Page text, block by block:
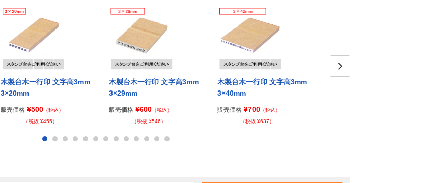
木製台木一行印 文字高3mm
3×20mm
販売価格 ¥500 （税込）
（税抜 ¥455）
木製台木一行印 文字高3mm
3×29mm
販売価格 ¥600 （税込）
（税抜 ¥546）
木製台木一行印 文字高3mm
3×40mm
販売価格 ¥700 （税込）
（税抜 ¥637）